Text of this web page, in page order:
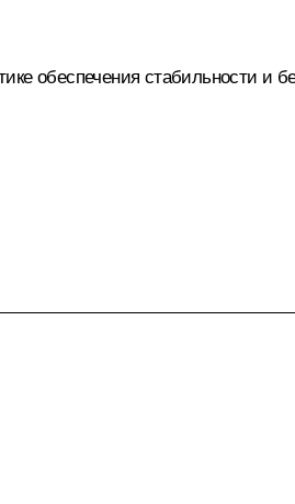
обеспечения стабильности и